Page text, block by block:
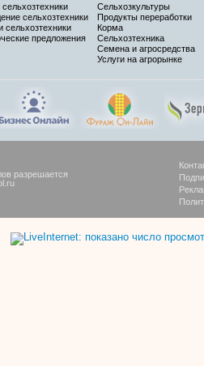
сельхозтехники
сельхозтехники
сельхозтехники
предложения
Сельхозкультуры
Продукты переработки
Корма
Сельхозтехника
Семена и агросредства
Услуги на агрорынке
разрешается